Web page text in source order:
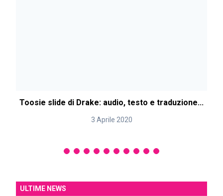
Toosie slide di Drake: audio, testo e traduzione...
3 Aprile 2020
ULTIME NEWS